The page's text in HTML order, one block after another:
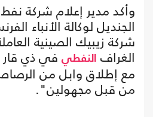
وأكد مدير إعلام شركة
الجنديل لوكالة الأنباء
شركة زيبيك الصينية
الغراف النفطي في ذي
مع إطلاق وابل من
من قبل مجهولين".